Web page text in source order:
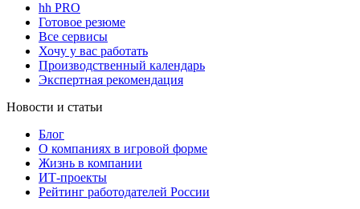
hh PRO
Готовое резюме
Все сервисы
Хочу у вас работать
Производственный календарь
Экспертная рекомендация
Новости и статьи
Блог
О компаниях в игровой форме
Жизнь в компании
ИТ-проекты
Рейтинг работодателей России